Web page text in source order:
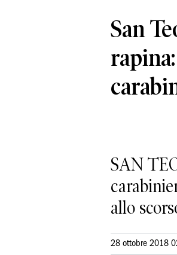
San
SAN
allo
28 ottobre 2018